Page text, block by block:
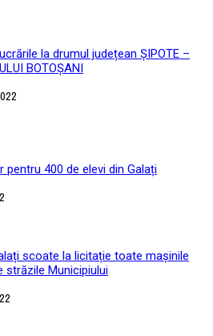
la drumul județean ȘIPOTE –
BOTOȘANI
pentru 400 de elevi din Galați
scoate la licitație toate mașinile
străzile Municipiului